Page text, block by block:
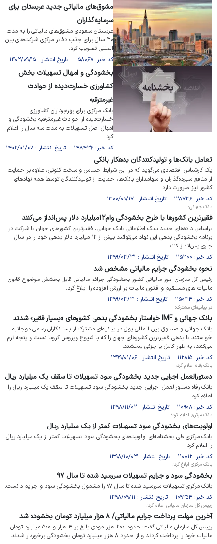
مشوق‌های مالیاتی جدید عربستان برای
سرمایه‌گذاران
عربستان سعودی مشوق‌های مالیاتی را به مدت
۳۰ سال برای جذب دفاتر مرکزی شرکت‌های بین
المللی تصویب کرد.
کد خبر: ۱۵۸۰۶۷ تاریخ انتشار : ۱۴۰۲/۰۹/۱۵
بخشودگی و امهال تسهیلات بخش
کشاورزی خسارت‌دیده از حوادث
غیرمترقبه
بانک مرکزی برای بهره‌برداران کشاورزی
خسارت‌دیده از حوادث غیرمترقبه بخشودگی و
امهال اصل تسهیلات به مدت سه سال را اعلام
کرد.
کد خبر: ۱۴۸۴۳۶ تاریخ انتشار : ۱۴۰۲/۰۱/۰۷
تعامل بانک‌ها و تولیدکنندگان بدهکار بانکی
یک کارشناس اقتصادی می‌گوید که در این شرایط حساس و سخت کنونی، علاوه بر حمایت
از منافع سپرده‌گذاران و سهامداران بانک‌ها، حمایت از تولیدکنندگان توسط همه نهادهای
کشور نیز ضرورت دارد.
کد خبر: ۱۲۸۷۳۶ تاریخ انتشار : ۱۴۰۰/۰۹/۱۷
بانک جهانی:
فقیرترین کشورها با طرح بخشودگی وام۱۲میلیارد دلار پس‌انداز می‌کنند
براساس داده‌های جدید بانک اطلاعاتی بانک جهانی، فقیرترین کشورهای جهان با شرکت در
برنامه بخشودگی بدهی این نهاد می‌توانند بیش از ۱۲ میلیارد دلار بدهی خود را در سال
جاری پس‌انداز کنند.
کد خبر: ۱۱۵۳۰۰ تاریخ انتشار : ۱۳۹۹/۰۳/۳۱
نحوه بخشودگی جرایم مالیاتی مشخص شد
رئیس کل سازمان امور مالیاتی کشور بخشودگی جرائم مالیاتی قابل بخشش موضوع قانون
مالیات های مستقیم و قانون مالیات بر ارزش افزوده را ابلاغ کرد.
کد خبر: ۱۱۵۰۳۴ تاریخ انتشار : ۱۳۹۹/۰۳/۲۱
در بیانیه‌ای مشترک؛
بانک جهانی و IMF خواستار بخشودگی بدهی کشورهای «بسیار فقیر» شدند
بانک جهانی و صندوق بین المللی پول در بیانیه‌ای مشترک از بستانکاران رسمی دوجانبه
خواستند تا بدهی‌ فقیرترین کشورهای جهان را که با شیوع ویروس کرونا دست و پنجه نرم
می‌کنند، به طور کامل یا جزئی ببخشند.
کد خبر: ۱۱۲۸۱۵ تاریخ انتشار : ۱۳۹۹/۰۱/۰۶
بانک رفاه اعلام کرد،
دستورالعمل اجرایی جدید بخشودگی سود تسهیلات تا سقف یک میلیارد ریال
بانک رفاه دستورالعمل اجرایی جدید بخشودگی سود تسهیلات تا سقف یک میلیارد ریال را
اعلام کرد.
کد خبر: ۱۱۰۹۰۸ تاریخ انتشار : ۱۳۹۸/۱۱/۰۲
بانک مرکزی اعلام کرد؛
اولویت‌های بخشودگی سود تسهیلات کمتر از یک میلیارد ریال
بانک مرکزی طی بخشنامه‌ای اولویت‌های بخشودگی سود تسهیلات کمتر از یک میلیارد ریال
را اعلام کرد.
کد خبر: ۱۱۰۰۱۲ تاریخ انتشار : ۱۳۹۸/۱۰/۰۳
بانک مرکزی ابلاغ کرد؛
بخشودگی سود و جرایم تسهیلات سررسید شده تا سال ۹۷
بانک مرکزی تسهیلات سررسید شده تا سال ۹۷ را مشمول بخشودگی سود و جرایم دانست.
کد خبر: ۱۰۹۲۵۴ تاریخ انتشار : ۱۳۹۸/۰۹/۱۱
رییس کل سازمان مالیاتی اعلام کرد؛
آخرین مهلت پرداخت جرایم مالیاتی/ ۸ هزار میلیارد تومان بخشوده شد
رییس کل سازمان مالیاتی گفت: حدود ۲۰۰ هزار مودی بالغ بر ۴ هزار و ۵۰۰ میلیارد تومان
مالیات خود را پرداخت کردند و از حدود ۸ هزار میلیارد تومان بخشودگی برخوردار شدند.